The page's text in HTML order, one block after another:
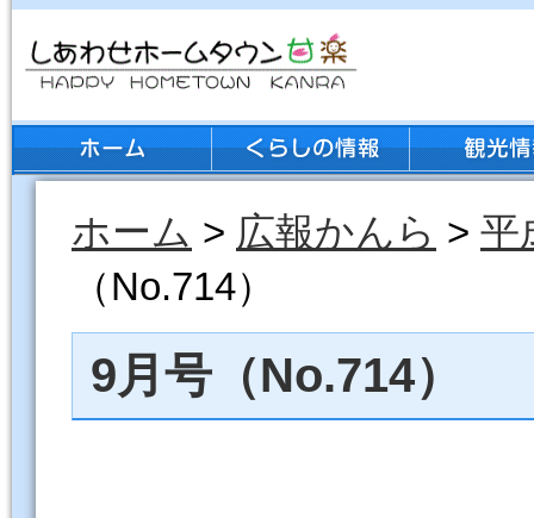
ホーム > 広報かんら > 平
（No.714）
9月号（No.714）